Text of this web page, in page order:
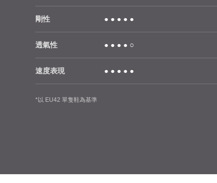
剛性 ● ● ● ● ●
透氣性 ● ● ● ● ○
速度表現 ● ● ● ● ●
*以 EU42 單隻鞋為基準